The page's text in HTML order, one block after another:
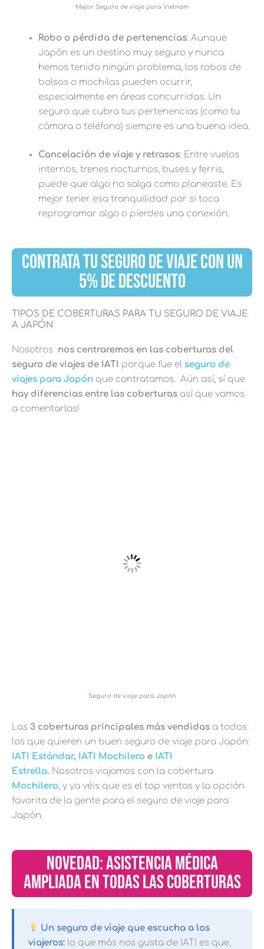
Mejor Seguro de viaje para Vietnam
Robo o pérdida de pertenencias: Aunque
Japón es un destino muy seguro y nunca
hemos tenido ningún problema, los robos de
bolsos o mochilas pueden ocurrir,
especialmente en áreas concurridas. Un
seguro que cubra tus pertenencias (como tu
cámara o teléfono) siempre es una buena idea.
Cancelación de viaje y retrasos: Entre vuelos
internos, trenes nocturnos, buses y ferris,
puede que algo no salga como planeaste. Es
mejor tener esa tranquilidad por si toca
reprogramar algo o pierdes una conexión.
CONTRATA TU SEGURO DE VIAJE CON UN
5% DE DESCUENTO
TIPOS DE COBERTURAS PARA TU SEGURO DE VIAJE
A JAPÓN
Nosotros nos centraremos en las coberturas del
seguro de viajes de IATI porque fue el seguro de
viajes para Japón que contratamos. Aún así, sí que
hay diferencias entre las coberturas así que vamos
a comentarlas!
Seguro de viaje para Japón
Las 3 coberturas principales más vendidas a todos
los que quieren un buen seguro de viaje para Japón:
IATI Estándar, IATI Mochilero e IATI
Estrella. Nosotros viajamos con la cobertura
Mochilero, y ya véis que es el top ventas y la opción
favorita de la gente para el seguro de viaje para
Japón.
NOVEDAD: ASISTENCIA MÉDICA
AMPLIADA EN TODAS LAS COBERTURAS
Un seguro de viaje que escucha a los
viajeros: lo que más nos gusta de IATI es que,